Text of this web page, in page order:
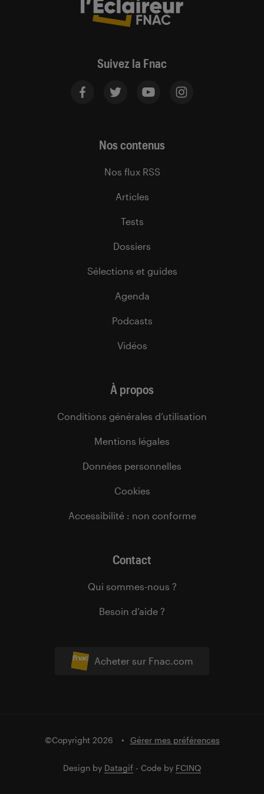
Suivez la Fnac
Acheter sur Fnac.com
Nos contenus
Nos flux RSS
Articles
Tests
Dossiers
Sélections et guides
Agenda
Podcasts
Vidéos
À propos
Conditions générales d’utilisation
Mentions légales
Données personnelles
Cookies
Accessibilité : non conforme
Contact
Qui sommes-nous ?
Besoin d’aide ?
©Copyright 2026 Gérer mes préférences
Design by Datagif - Code by FCINQ